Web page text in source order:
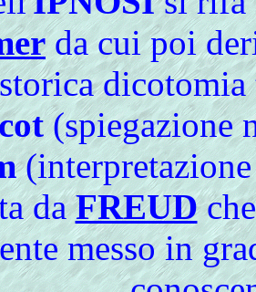
da cui poi
(spiegazione
daFREUD
messo in